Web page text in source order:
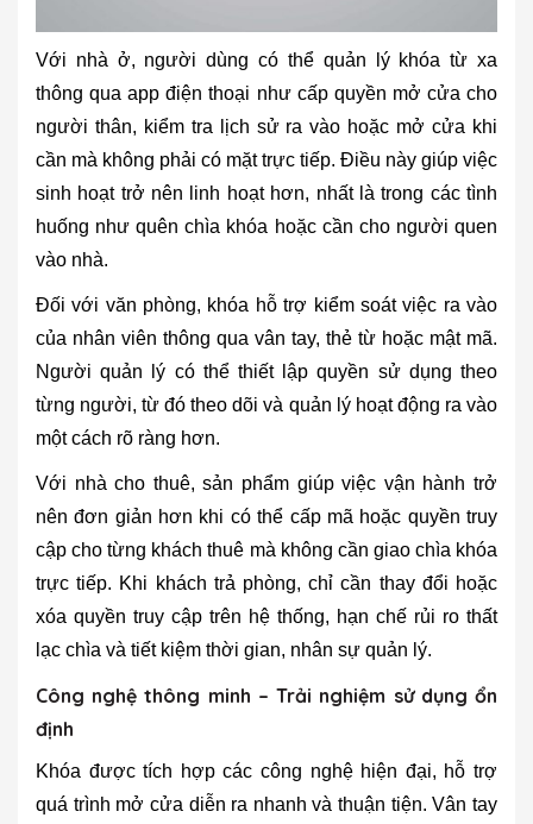
Với nhà ở, người dùng có thể quản lý khóa từ xa
thông qua app điện thoại như cấp quyền mở cửa cho
người thân, kiểm tra lịch sử ra vào hoặc mở cửa khi
cần mà không phải có mặt trực tiếp. Điều này giúp việc
sinh hoạt trở nên linh hoạt hơn, nhất là trong các tình
huống như quên chìa khóa hoặc cần cho người quen
vào nhà.
Đối với văn phòng, khóa hỗ trợ kiểm soát việc ra vào
của nhân viên thông qua vân tay, thẻ từ hoặc mật mã.
Người quản lý có thể thiết lập quyền sử dụng theo
từng người, từ đó theo dõi và quản lý hoạt động ra vào
một cách rõ ràng hơn.
Với nhà cho thuê, sản phẩm giúp việc vận hành trở
nên đơn giản hơn khi có thể cấp mã hoặc quyền truy
cập cho từng khách thuê mà không cần giao chìa khóa
trực tiếp. Khi khách trả phòng, chỉ cần thay đổi hoặc
xóa quyền truy cập trên hệ thống, hạn chế rủi ro thất
lạc chìa và tiết kiệm thời gian, nhân sự quản lý.
Công nghệ thông minh – Trải nghiệm sử dụng ổn
định
Khóa được tích hợp các công nghệ hiện đại, hỗ trợ
quá trình mở cửa diễn ra nhanh và thuận tiện. Vân tay